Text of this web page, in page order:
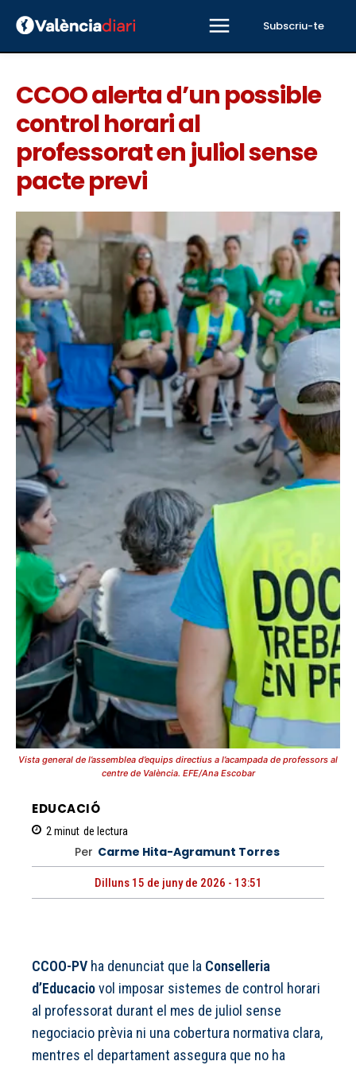
Subscriu-te
CCOO alerta d’un possible
control horari al
professorat en juliol sense
pacte previ
Vista general de l’assemblea d’equips directius a l’acampada de professors al
centre de València. EFE/Ana Escobar
EDUCACIÓ
2 minut de lectura
Per Carme Hita-Agramunt Torres
Dilluns 15 de juny de 2026 - 13:51
CCOO-PV ha denunciat que la Conselleria
d’Educaciovol imposar sistemes de control horari
al professorat durant el mes de juliol sense
negociacio prèvia ni una cobertura normativa clara,
mentres el departament assegura que no ha